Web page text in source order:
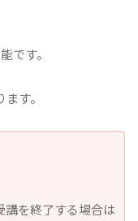
です。
す。
講を終了する場合は